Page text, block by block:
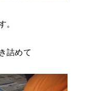
。
詰めて